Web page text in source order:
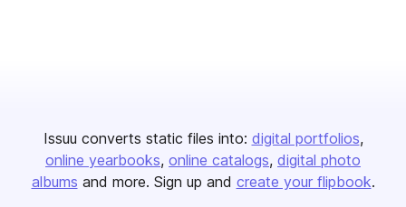
Issuu converts static files into: digital portfolios
online yearbooks online catalogs digital photo
albums and more. Sign up and create your flipbook.